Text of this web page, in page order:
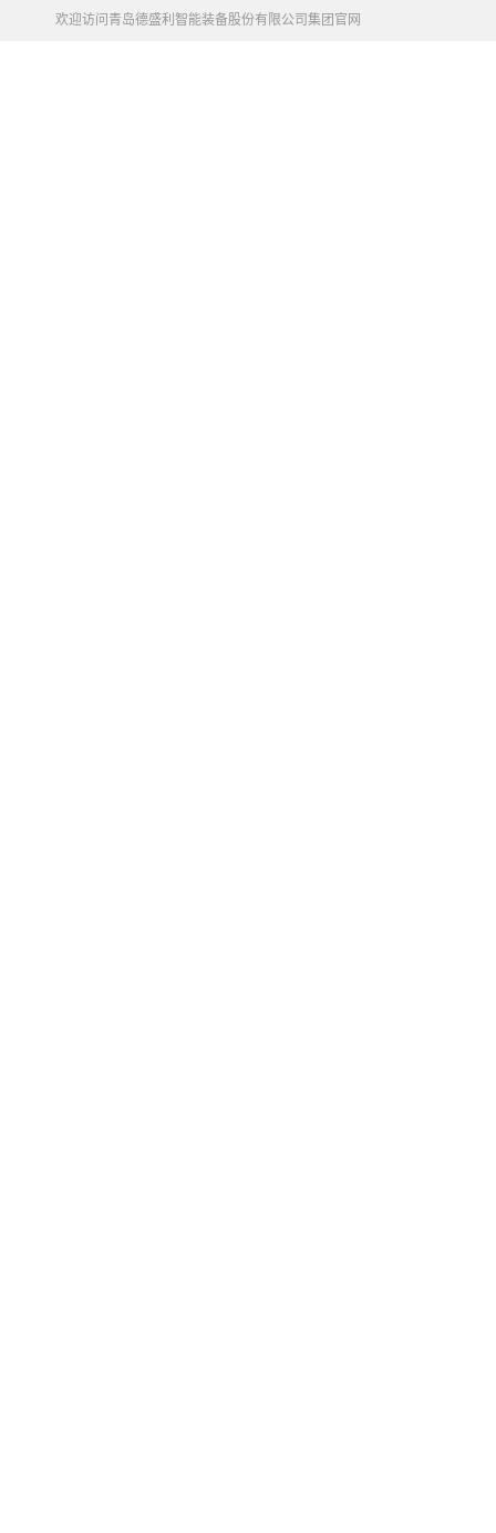
欢迎访问青岛德盛利智能装备股份有限公司集团官网